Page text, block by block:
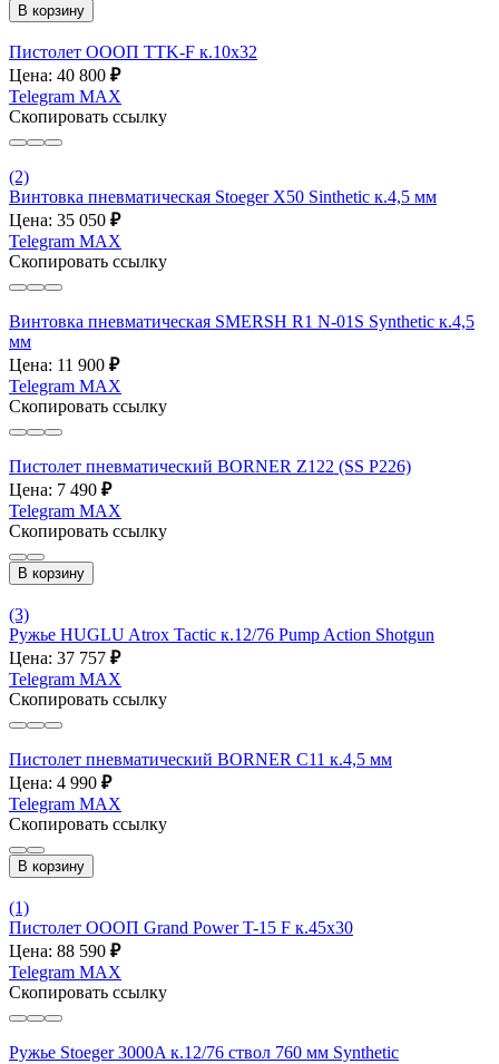
В корзину
Пистолет ОООП TTK-F к.10х32
Цена: 40 800 ₽
Telegram MAX
Скопировать ссылку
(2)
Винтовка пневматическая Stoeger X50 Sinthetic к.4,5 мм
Цена: 35 050 ₽
Telegram MAX
Скопировать ссылку
Винтовка пневматическая SMERSH R1 N-01S Synthetic к.4,5
мм
Цена: 11 900 ₽
Telegram MAX
Скопировать ссылку
Пистолет пневматический BORNER Z122 (SS P226)
Цена: 7 490 ₽
Telegram MAX
Скопировать ссылку
В корзину
(3)
Ружье HUGLU Atrox Tactic к.12/76 Pump Action Shotgun
Цена: 37 757 ₽
Telegram MAX
Скопировать ссылку
Пистолет пневматический BORNER С11 к.4,5 мм
Цена: 4 990 ₽
Telegram MAX
Скопировать ссылку
В корзину
(1)
Пистолет ОООП Grand Power T-15 F к.45х30
Цена: 88 590 ₽
Telegram MAX
Скопировать ссылку
Ружье Stoeger 3000A к.12/76 ствол 760 мм Synthetic